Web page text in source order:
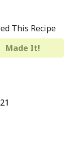
This Recipe
Made It!